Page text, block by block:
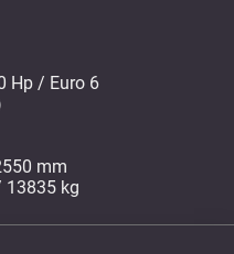
Hp / Euro 6
mm
kg